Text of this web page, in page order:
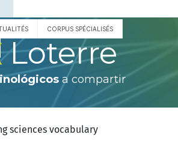
CORPUS SPÉCIALISÉS
Loterre
a compartir
sciences vocabulary